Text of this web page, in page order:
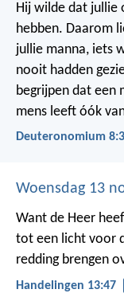
Hij wilde dat jullie
hebben. Daarom
jullie manna, iets
nooit hadden
begrijpen dat een
mens leeft óók
Deuteronomium 8:3
Woensdag 13
Want de Heer
tot een licht voor
redding brengen
Handelingen 13:47